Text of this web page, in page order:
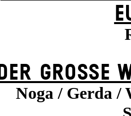
DER GROSSE
Noga / Gerda /